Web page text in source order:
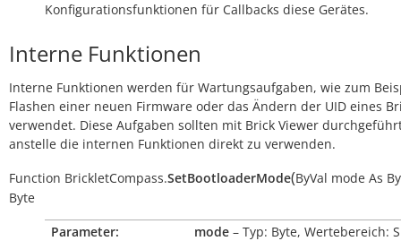
Konfigurationsfunktionen für Callbacks diese Gerätes.
Interne Funktionen
Interne Funktionen werden für Wartungsaufgaben, wie zum
Flashen einer neuen Firmware oder das Ändern der UID eines
verwendet. Diese Aufgaben sollten mit Brick Viewer
anstelle die internen Funktionen direkt zu verwenden.
Function BrickletCompass.SetBootloaderMode(ByVal mode As
Byte
Parameter:
mode – Typ: Byte, Wertebereich: